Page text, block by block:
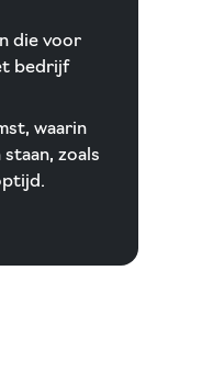
die voor
bedrijf
waarin
zoals